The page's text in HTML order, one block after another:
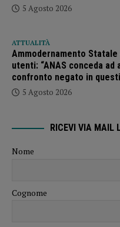
5 Agosto 2026
ATTUALITÀ
Ammodernamento
utenti: “ANAS conceda
confronto negato in
5 Agosto 2026
RICEVI VIA MAIL
Nome
Cognome